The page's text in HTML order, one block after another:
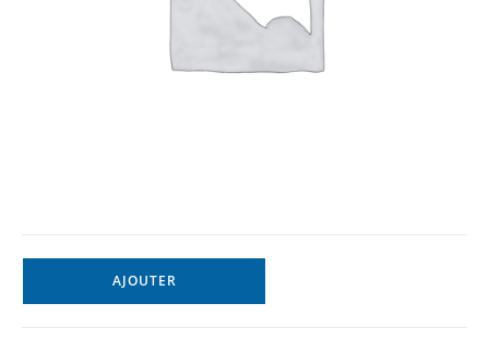
AJOUTER